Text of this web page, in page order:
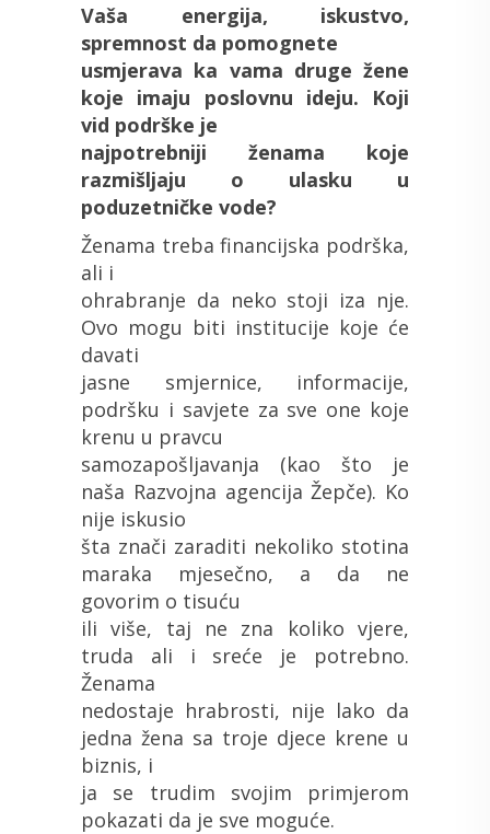
Vaša energija, iskustvo,
spremnost da pomognete
usmjerava ka vama druge žene
koje imaju poslovnu ideju. Koji
vid podrške je
najpotrebniji ženama koje
razmišljaju o ulasku u
poduzetničke vode?
Ženama treba financijska podrška,
ali i
ohrabranje da neko stoji iza nje.
Ovo mogu biti institucije koje će
davati
jasne smjernice, informacije,
podršku i savjete za sve one koje
krenu u pravcu
samozapošljavanja (kao što je
naša Razvojna agencija Žepče). Ko
nije iskusio
šta znači zaraditi nekoliko stotina
maraka mjesečno, a da ne
govorim o tisuću
ili više, taj ne zna koliko vjere,
truda ali i sreće je potrebno.
Ženama
nedostaje hrabrosti, nije lako da
jedna žena sa troje djece krene u
biznis, i
ja se trudim svojim primjerom
pokazati da je sve moguće.